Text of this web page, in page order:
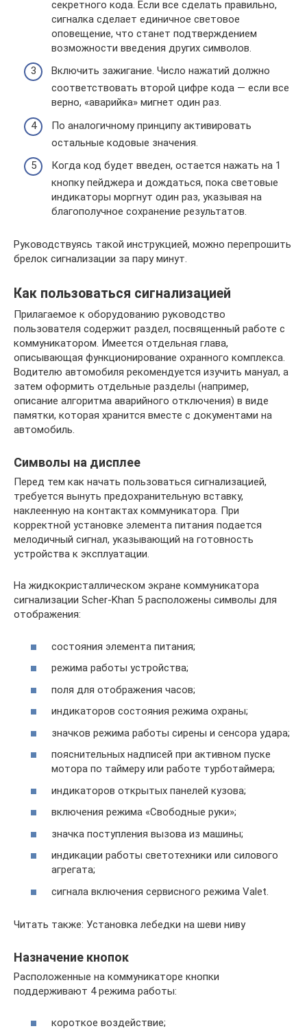
секретного кода. Если все сделать правильно,
сигналка сделает единичное световое
оповещение, что станет подтверждением
возможности введения других символов.
Включить зажигание. Число нажатий должно
соответствовать второй цифре кода — если все
верно, «аварийка» мигнет один раз.
По аналогичному принципу активировать
остальные кодовые значения.
Когда код будет введен, остается нажать на 1
кнопку пейджера и дождаться, пока световые
индикаторы моргнут один раз, указывая на
благополучное сохранение результатов.
Руководствуясь такой инструкцией, можно перепрошить
брелок сигнализации за пару минут.
Как пользоваться сигнализацией
Прилагаемое к оборудованию руководство
пользователя содержит раздел, посвященный работе с
коммуникатором. Имеется отдельная глава,
описывающая функционирование охранного комплекса.
Водителю автомобиля рекомендуется изучить мануал, а
затем оформить отдельные разделы (например,
описание алгоритма аварийного отключения) в виде
памятки, которая хранится вместе с документами на
автомобиль.
Символы на дисплее
Перед тем как начать пользоваться сигнализацией,
требуется вынуть предохранительную вставку,
наклеенную на контактах коммуникатора. При
корректной установке элемента питания подается
мелодичный сигнал, указывающий на готовность
устройства к эксплуатации.
На жидкокристаллическом экране коммуникатора
сигнализации Scher-Khan 5 расположены символы для
отображения:
состояния элемента питания;
режима работы устройства;
поля для отображения часов;
индикаторов состояния режима охраны;
значков режима работы сирены и сенсора удара;
пояснительных надписей при активном пуске
мотора по таймеру или работе турботаймера;
индикаторов открытых панелей кузова;
включения режима «Свободные руки»;
значка поступления вызова из машины;
индикации работы светотехники или силового
агрегата;
сигнала включения сервисного режима Valet.
Читать также: Установка лебедки на шеви ниву
Назначение кнопок
Расположенные на коммуникаторе кнопки
поддерживают 4 режима работы:
короткое воздействие;